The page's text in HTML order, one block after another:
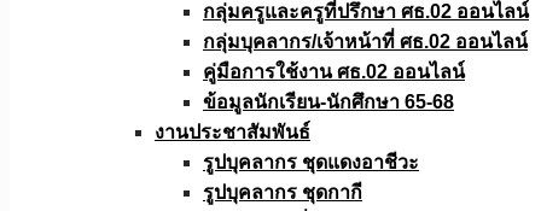
กลุ่มครูและครูที่ปรึกษา ศธ.02 ออนไลน์
กลุ่มบุคลากร/เจ้าหน้าที่ ศธ.02 ออนไลน์
คู่มือการใช้งาน ศธ.02 ออนไลน์
ข้อมูลนักเรียน-นักศึกษา 65-68
งานประชาสัมพันธ์
รูปบุคลากร ชุดแดงอาชีวะ
รูปบุคลากร ชุดกากี